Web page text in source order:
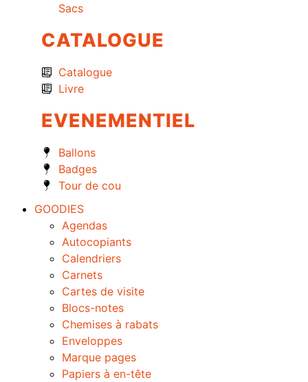
Sacs
CATALOGUE
Catalogue
Livre
EVENEMENTIEL
Ballons
Badges
Tour de cou
GOODIES
Agendas
Autocopiants
Calendriers
Carnets
Cartes de visite
Blocs-notes
Chemises à rabats
Enveloppes
Marque pages
Papiers à en-tête